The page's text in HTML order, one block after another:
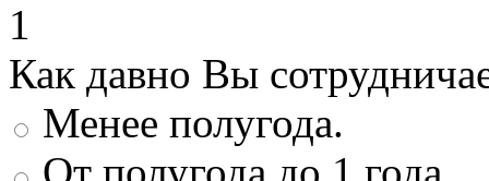
1
Как давно Вы
Менее полугода.